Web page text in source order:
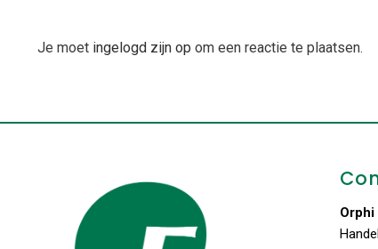
Je moet ingelogd zijn op om een reactie te plaatsen.
Orphi